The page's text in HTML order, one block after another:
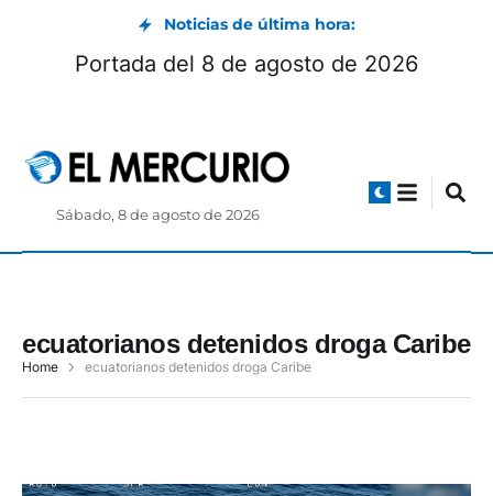
Noticias de última hora:
Portada del 8 de agosto de 2026
Sábado, 8 de agosto de 2026
ecuatorianos detenidos droga Caribe
Home ecuatorianos detenidos droga Caribe